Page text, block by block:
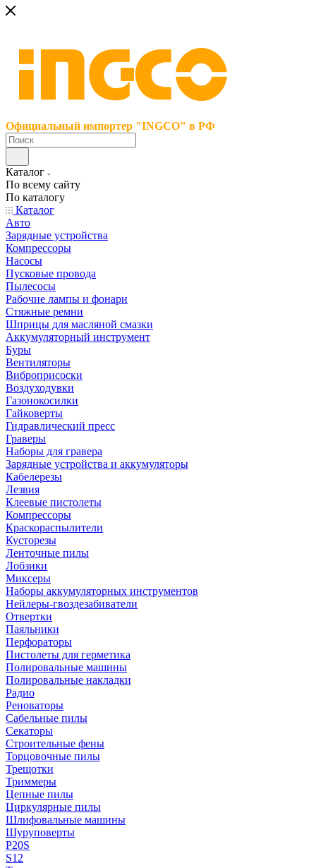
Официальный импортер "INGCO" в РФ
Каталог
По всему сайту
По каталогу
Каталог
Авто
Зарядные устройства
Компрессоры
Насосы
Пусковые провода
Пылесосы
Рабочие лампы и фонари
Стяжные ремни
Шприцы для масляной смазки
Аккумуляторный инструмент
Буры
Вентиляторы
Виброприсоски
Воздуходувки
Газонокосилки
Гайковерты
Гидравлический пресс
Граверы
Наборы для гравера
Зарядные устройства и аккумуляторы
Кабелерезы
Лезвия
Клеевые пистолеты
Компрессоры
Краскораспылители
Кусторезы
Ленточные пилы
Лобзики
Миксеры
Наборы аккумуляторных инструментов
Нейлеры-гвоздезабиватели
Отвертки
Паяльники
Перфораторы
Пистолеты для герметика
Полировальные машины
Полировальные накладки
Радио
Реноваторы
Сабельные пилы
Секаторы
Строительные фены
Торцовочные пилы
Трещотки
Триммеры
Цепные пилы
Циркулярные пилы
Шлифовальные машины
Шуруповерты
P20S
S12